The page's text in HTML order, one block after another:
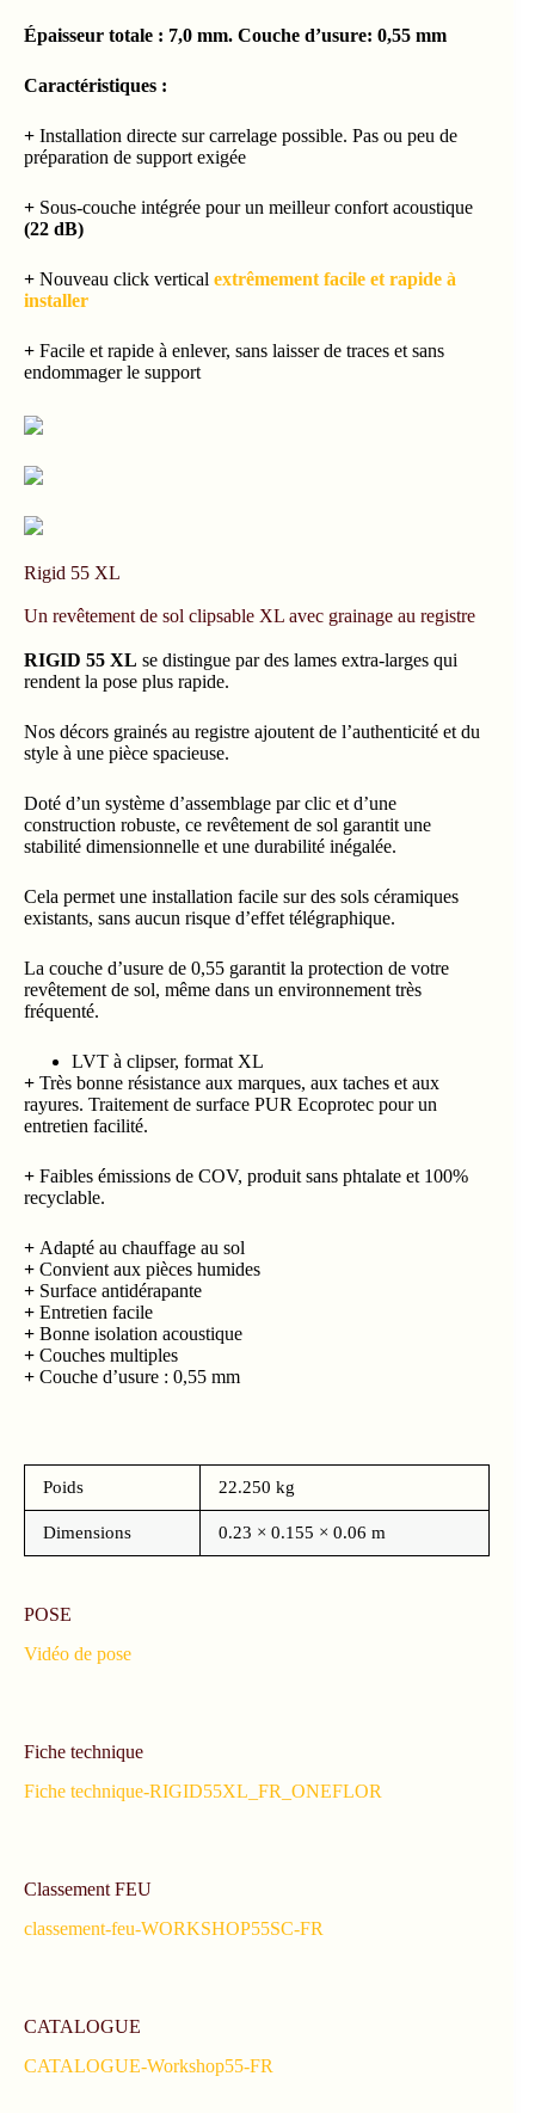
Épaisseur totale : 7,0 mm. Couche d’usure: 0,55 mm
Caractéristiques :
+ Installation directe sur carrelage possible. Pas ou peu de
préparation de support exigée
+ Sous-couche intégrée pour un meilleur confort acoustique
(22 dB)
+ Nouveau click vertical extrêmement facile et rapide à
installer
+ Facile et rapide à enlever, sans laisser de traces et sans
endommager le support
Rigid 55 XL
Un revêtement de sol clipsable XL avec grainage au registre
RIGID 55 XL se distingue par des lames extra-larges qui
rendent la pose plus rapide.
Nos décors grainés au registre ajoutent de l’authenticité et du
style à une pièce spacieuse.
Doté d’un système d’assemblage par clic et d’une
construction robuste, ce revêtement de sol garantit une
stabilité dimensionnelle et une durabilité inégalée.
Cela permet une installation facile sur des sols céramiques
existants, sans aucun risque d’effet télégraphique.
La couche d’usure de 0,55 garantit la protection de votre
revêtement de sol, même dans un environnement très
fréquenté.
LVT à clipser, format XL
+ Très bonne résistance aux marques, aux taches et aux
rayures. Traitement de surface PUR Ecoprotec pour un
entretien facilité.
+ Faibles émissions de COV, produit sans phtalate et 100%
recyclable.
+ Adapté au chauffage au sol
+ Convient aux pièces humides
+ Surface antidérapante
+ Entretien facile
+ Bonne isolation acoustique
+ Couches multiples
+ Couche d’usure : 0,55 mm
Poids 22.250 kg
Dimensions 0.23 × 0.155 × 0.06 m
POSE
Vidéo de pose
Fiche technique
Fiche technique-RIGID55XL_FR_ONEFLOR
Classement FEU
classement-feu-WORKSHOP55SC-FR
CATALOGUE
CATALOGUE-Workshop55-FR